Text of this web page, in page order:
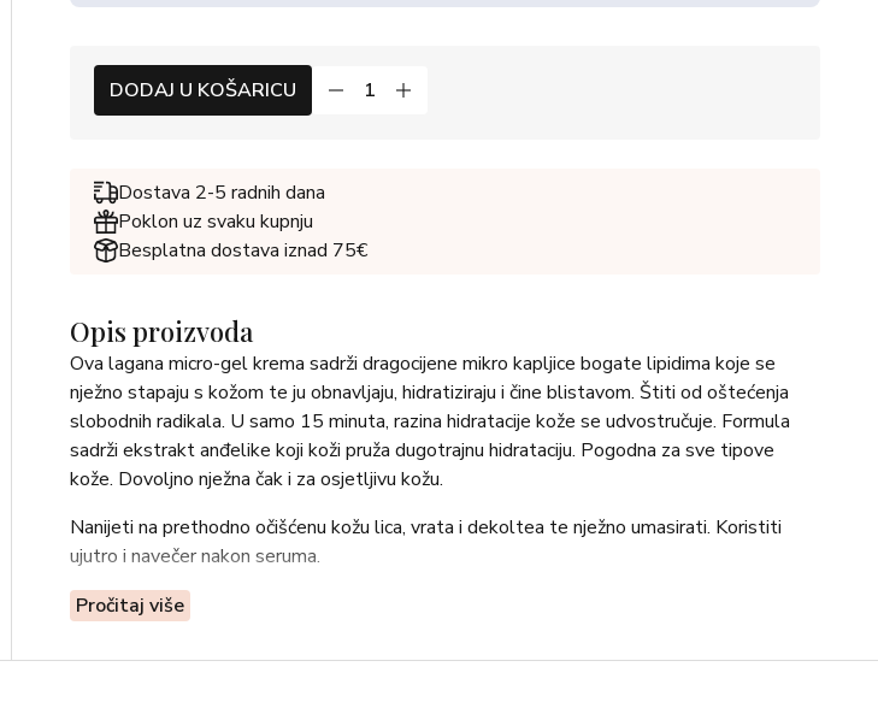
DODAJ U KOŠARICU
Dostava 2-5 radnih dana
Poklon uz svaku kupnju
Besplatna dostava iznad 75€
Opis proizvoda
Ova lagana micro-gel krema sadrži dragocijene mikro kapljice bogate lipidima koje se
nježno stapaju s kožom te ju obnavljaju, hidratiziraju i čine blistavom. Štiti od oštećenja
slobodnih radikala. U samo 15 minuta, razina hidratacije kože se udvostručuje. Formula
sadrži ekstrakt anđelike koji koži pruža dugotrajnu hidrataciju. Pogodna za sve tipove
kože. Dovoljno nježna čak i za osjetljivu kožu.
Nanijeti na prethodno očišćenu kožu lica, vrata i dekoltea te nježno umasirati. Koristiti
ujutro i navečer nakon seruma.
Sastojci:
Pročitaj više